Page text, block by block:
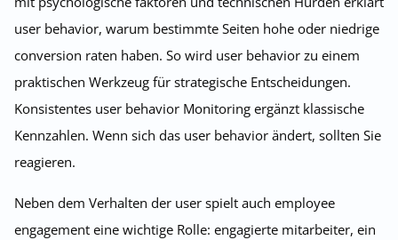
user behavior, warum bestimmte Seiten hohe oder niedrige
conversion raten haben. So wird user behavior zu einem
praktischen Werkzeug für strategische Entscheidungen.
Konsistentes user behavior Monitoring ergänzt klassische
Kennzahlen. Wenn sich das user behavior ändert, sollten Sie
reagieren.
Neben dem Verhalten der user spielt auch employee
engagement eine wichtige Rolle: engagierte mitarbeiter, ein